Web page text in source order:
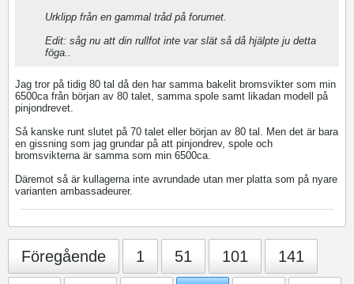
Urklipp från en gammal tråd på forumet.
Edit: såg nu att din rullfot inte var slät så då hjälpte ju detta
föga..
Jag tror på tidig 80 tal då den har samma bakelit bromsvikter som min
6500ca från början av 80 talet, samma spole samt likadan modell på
pinjondrevet.
Så kanske runt slutet på 70 talet eller början av 80 tal. Men det är bara
en gissning som jag grundar på att pinjondrev, spole och
bromsvikterna är samma som min 6500ca.
Däremot så är kullagerna inte avrundade utan mer platta som på nyare
varianten ambassadeurer.
Föregående 1 51 101 141